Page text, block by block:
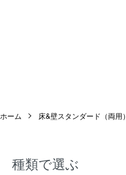
ホーム 床&壁スタンダード（両用）
種類で選ぶ